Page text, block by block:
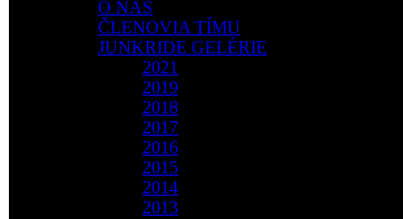
O NÁS
ČLENOVIA TÍMU
JUNKRIDE GELÉRIE
2021
2019
2018
2017
2016
2015
2014
2013